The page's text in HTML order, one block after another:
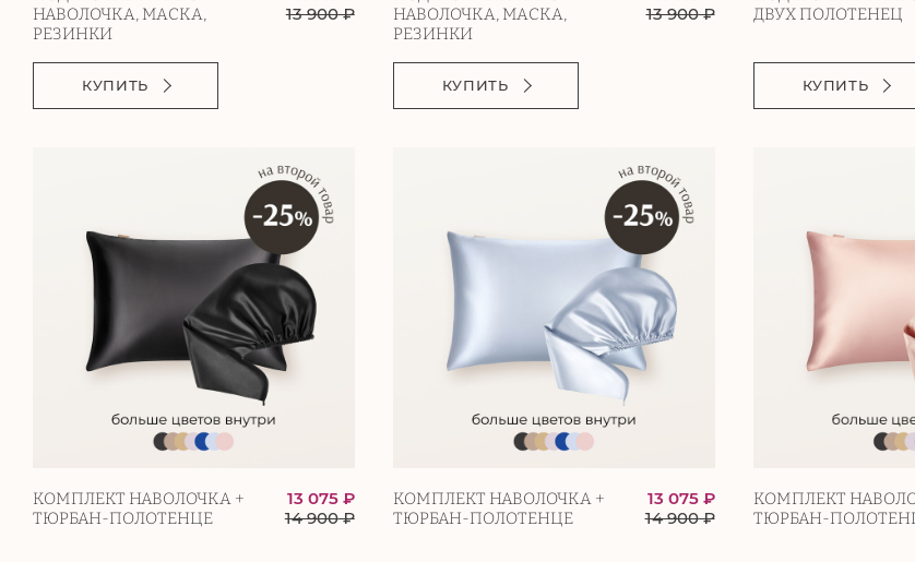
НАВОЛОЧКА, МАСКА,
РЕЗИНКИ
13 900₽
КУПИТЬ
НАВОЛОЧКА, МАСКА,
РЕЗИНКИ
13 900₽
КУПИТЬ
ДВУХ ПОЛОТЕНЕЦ
КУПИТЬ
КОМПЛЕКТ НАВОЛОЧКА +
ТЮРБАН-ПОЛОТЕНЦЕ
13 075 ₽
14 900₽
КОМПЛЕКТ НАВОЛОЧКА +
ТЮРБАН-ПОЛОТЕНЦЕ
13 075 ₽
14 900₽
КОМПЛЕКТ
ТЮРБАН-